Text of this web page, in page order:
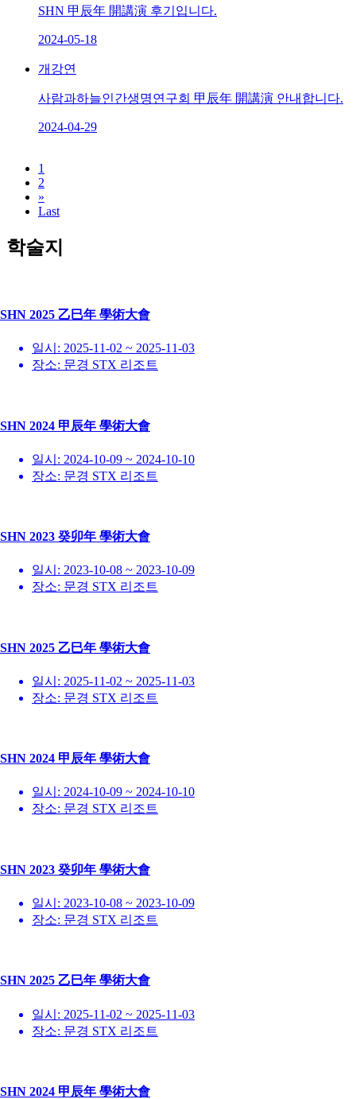
SHN 甲辰年 開講演 후기입니다.
2024-05-18
개강연
사람과하늘인간생명연구회 甲辰年 開講演 안내합니다.
2024-04-29
1
2
»
Last
학술지
SHN 2025 乙巳年 學術大會
일시: 2025-11-02 ~ 2025-11-03
장소: 문경 STX 리조트
SHN 2024 甲辰年 學術大會
일시: 2024-10-09 ~ 2024-10-10
장소: 문경 STX 리조트
SHN 2023 癸卯年 學術大會
일시: 2023-10-08 ~ 2023-10-09
장소: 문경 STX 리조트
SHN 2025 乙巳年 學術大會
일시: 2025-11-02 ~ 2025-11-03
장소: 문경 STX 리조트
SHN 2024 甲辰年 學術大會
일시: 2024-10-09 ~ 2024-10-10
장소: 문경 STX 리조트
SHN 2023 癸卯年 學術大會
일시: 2023-10-08 ~ 2023-10-09
장소: 문경 STX 리조트
SHN 2025 乙巳年 學術大會
일시: 2025-11-02 ~ 2025-11-03
장소: 문경 STX 리조트
SHN 2024 甲辰年 學術大會